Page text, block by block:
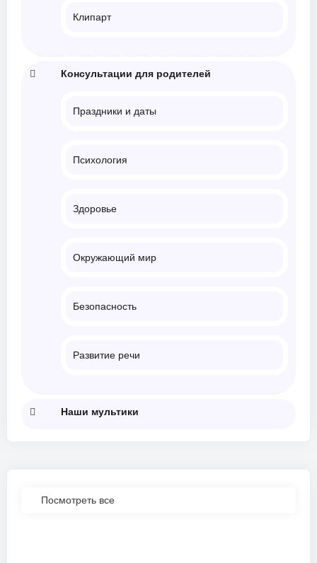
Клипарт
Консультации для родителей
Праздники и даты
Психология
Здоровье
Окружающий мир
Безопасность
Развитие речи
Наши мультики
Посмотреть все